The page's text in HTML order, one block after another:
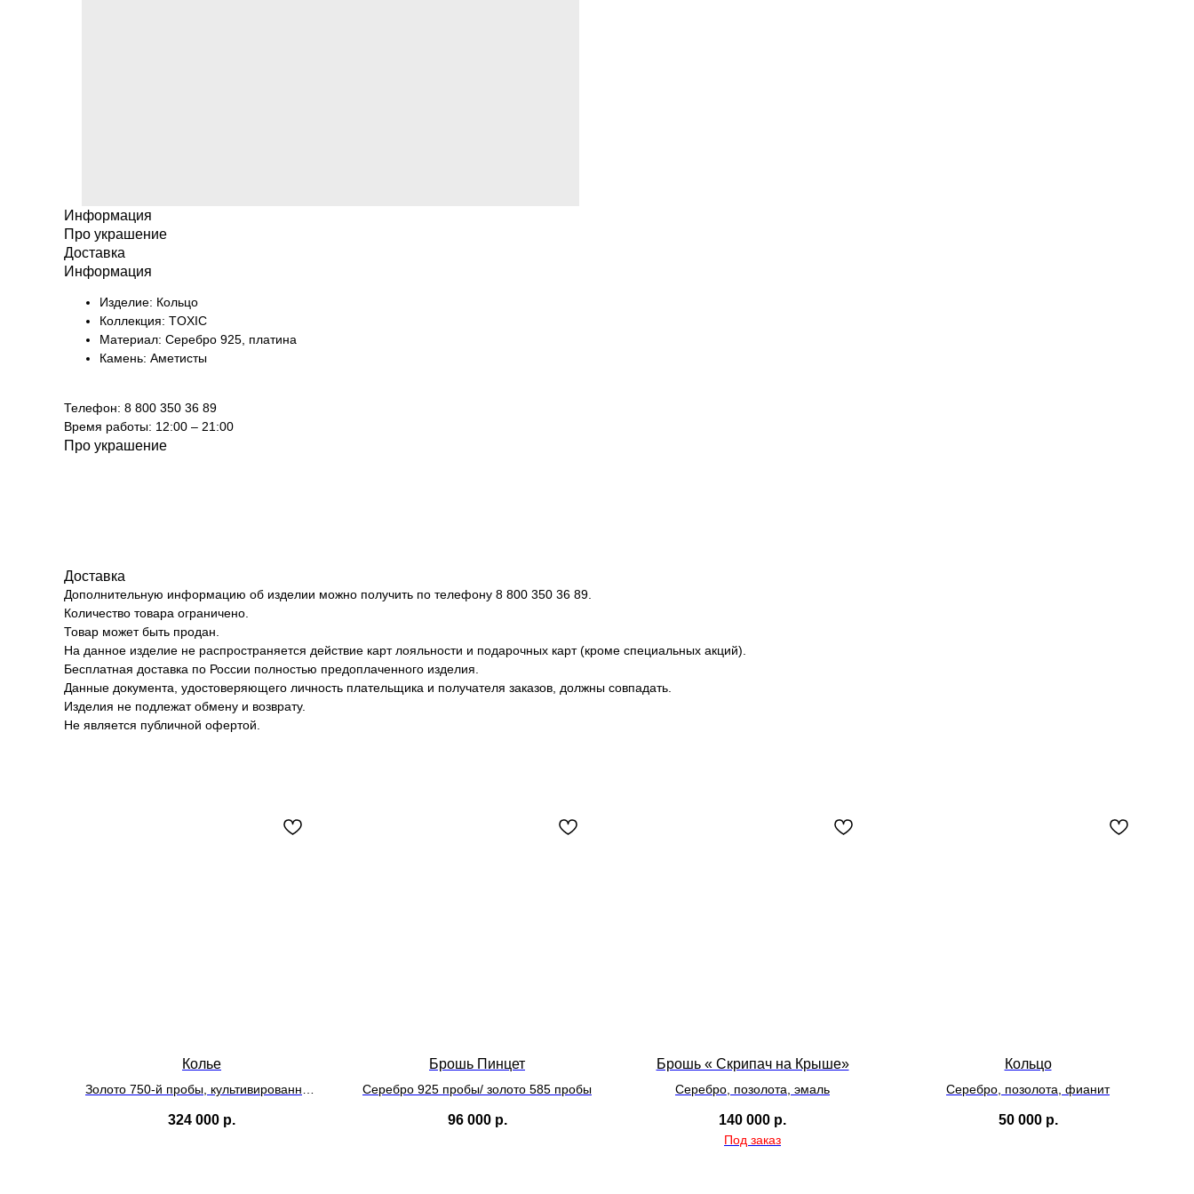
Информация
Про украшение
Доставка
Информация
Изделие: Кольцо
Коллекция: TOXIC
Материал: Серебро 925, платина
Камень: Аметисты
Телефон: 8 800 350 36 89
Время работы: 12:00 – 21:00
Про украшение
Доставка
Дополнительную информацию об изделии можно получить по телефону 8 800 350 36 89.
Количество товара ограничено.
Товар может быть продан.
На данное изделие не распространяется действие карт лояльности и подарочных карт (кроме специальных акций).
Бесплатная доставка по России полностью предоплаченного изделия.
Данные документа, удостоверяющего личность плательщика и получателя заказов, должны совпадать.
Изделия не подлежат обмену и возврату.
Не является публичной офертой.
Колье
Золото 750-й пробы, культивированный
324 000 р.
Брошь Пинцет
Серебро 925 пробы/ золото 585 пробы
96 000 р.
Брошь « Скрипач на Крыше»
Серебро, позолота, эмаль
140 000 р.
Кольцо
Серебро, позолота, фианит
50 000 р.